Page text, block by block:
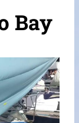
Bay